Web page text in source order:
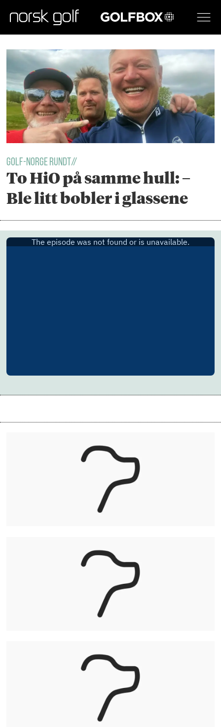
GOLFBOX
Tag:
espen
astor
iversen
GOLF-NORGE RUNDT//
To HiO på samme hull: –
Ble litt bobler i glassene